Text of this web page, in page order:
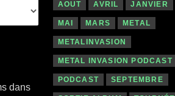
dans
AOUT AVRIL JANVIER
MAI MARS METAL
METALINVASION
METAL INVASION PODCAST
PODCAST SEPTEMBRE